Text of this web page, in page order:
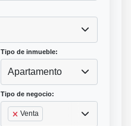
Tipo de inmueble:
Apartamento
Tipo de negocio:
Venta